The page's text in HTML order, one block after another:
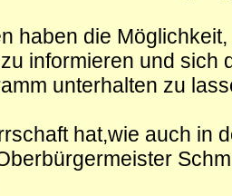
haben die
informieren und sich
unterhalten zu
hat,wie auch in